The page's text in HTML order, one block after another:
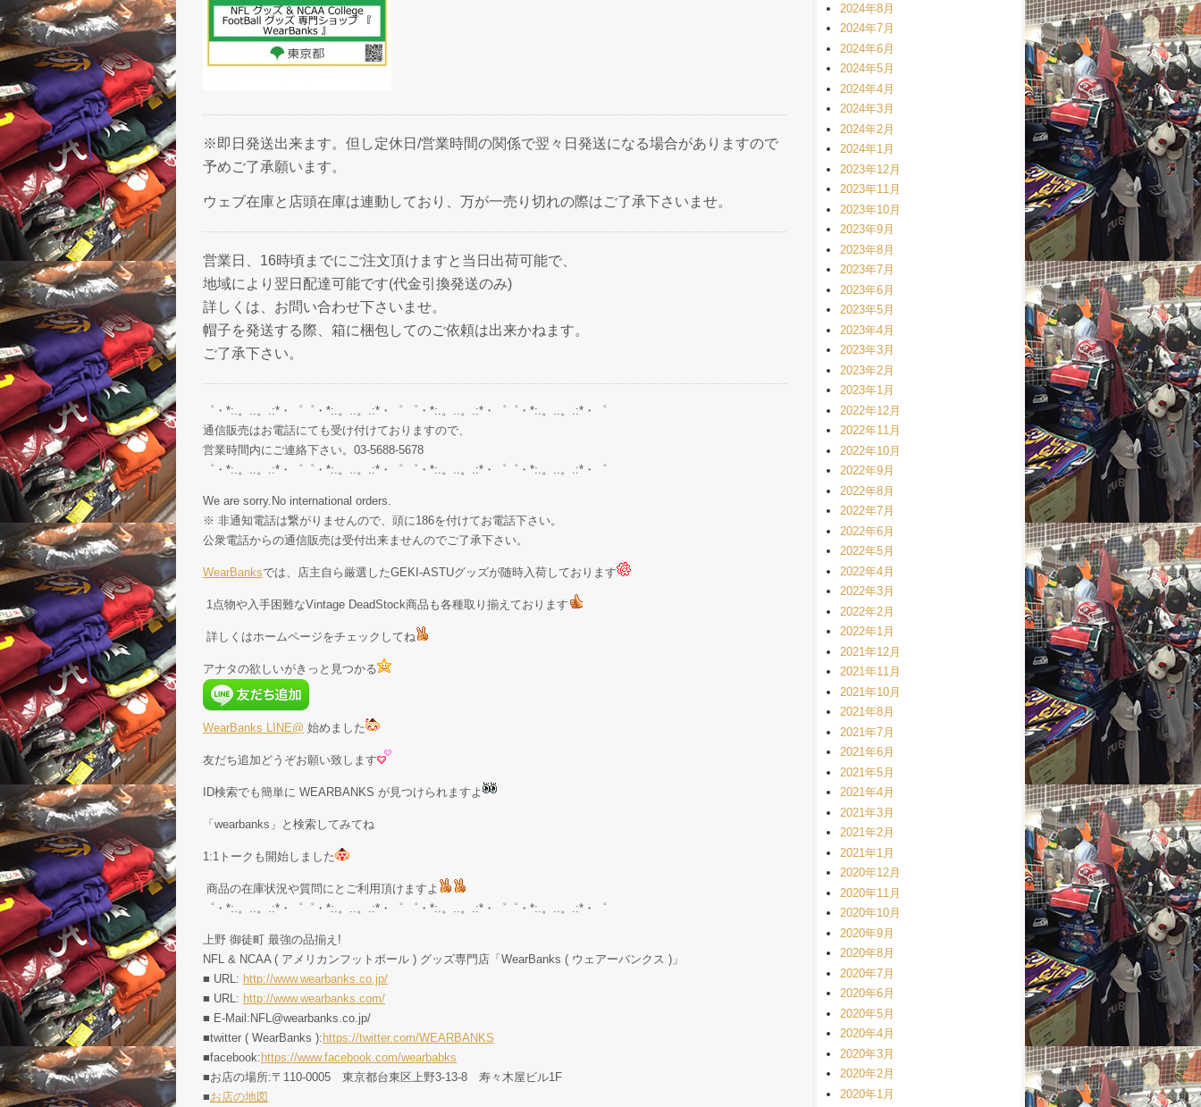
※即日発送出来ます。但し定休日/営業時間の関係で翌々日発送になる場合がありますので
予めご了承願います。
ウェブ在庫と店頭在庫は連動しており、万が一売り切れの際はご了承下さいませ。
営業日、16時頃までにご注文頂けますと当日出荷可能で、
地域により翌日配達可能です(代金引換発送のみ)
詳しくは、お問い合わせ下さいませ。
帽子を発送する際、箱に梱包してのご依頼は出来かねます。
ご了承下さい。
゜・*:.。..。.:*・゜゜・*:.。..。.:*・゜ ゜・*:.。..。.:*・゜゜・*:.。..。.:*・゜
通信販売はお電話にても受け付けておりますので、
営業時間内にご連絡下さい。03-5688-5678
゜・*:.。..。.:*・゜゜・*:.。..。.:*・゜ ゜・*:.。..。.:*・゜゜・*:.。..。.:*・゜
We are sorry.No international orders.
※ 非通知電話は繋がりませんので、頭に186を付けてお電話下さい。
公衆電話からの通信販売は受付出来ませんのでご了承下さい。
WearBanksでは、店主自ら厳選したGEKI-ASTUグッズが随時入荷しております
1点物や入手困難なVintage DeadStock商品も各種取り揃えております
詳しくはホームページをチェックしてね
アナタの欲しいがきっと見つかる
WearBanks LINE@ 始めました
友だち追加どうぞお願い致します
ID検索でも簡単に WEARBANKS が見つけられますよ
「wearbanks」と検索してみてね
1:1トークも開始しました
商品の在庫状況や質問にとご利用頂けますよ
゜・*:.。..。.:*・゜゜・*:.。..。.:*・゜ ゜・*:.。..。.:*・゜゜・*:.。..。.:*・゜
上野 御徒町 最強の品揃え!
NFL & NCAA ( アメリカンフットボール ) グッズ専門店「WearBanks ( ウェアーバンクス )」
■ URL: http://www.wearbanks.co.jp/
■ URL: http://www.wearbanks.com/
■ E-Mail:NFL@wearbanks.co.jp/
■twitter ( WearBanks ): https://twitter.com/WEARBANKS
■facebook: https://www.facebook.com/wearbabks
■お店の場所:〒110-0005 東京都台東区上野3-13-8 寿々木屋ビル1F
■お店の地図
2024年8月
2024年7月
2024年6月
2024年5月
2024年4月
2024年3月
2024年2月
2024年1月
2023年12月
2023年11月
2023年10月
2023年9月
2023年8月
2023年7月
2023年6月
2023年5月
2023年4月
2023年3月
2023年2月
2023年1月
2022年12月
2022年11月
2022年10月
2022年9月
2022年8月
2022年7月
2022年6月
2022年5月
2022年4月
2022年3月
2022年2月
2022年1月
2021年12月
2021年11月
2021年10月
2021年8月
2021年7月
2021年6月
2021年5月
2021年4月
2021年3月
2021年2月
2021年1月
2020年12月
2020年11月
2020年10月
2020年9月
2020年8月
2020年7月
2020年6月
2020年5月
2020年4月
2020年3月
2020年2月
2020年1月